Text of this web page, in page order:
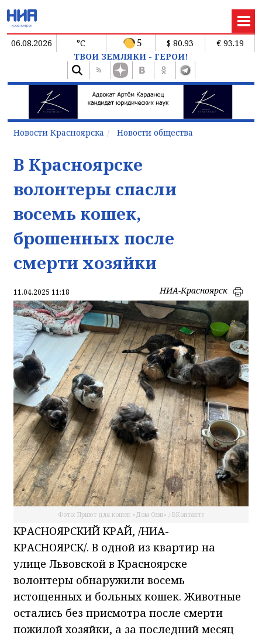
06.08.2026 °C 5 $ 80.93
€ 93.19
ТВОИ ЗЕМЛЯКИ - ГЕРОИ!
Новости Красноярска Новости общества
В Красноярске
волонтеры спасли
восемь кошек,
брошенных после
смерти хозяйки
11.04.2025 11:18 НИА-Красноярск
Фото: Приют для кошек «Дом Оззи» / ВКонтакте
КРАСНОЯРСКИЙ КРАЙ, /НИА-
КРАСНОЯРСК/. В одной из квартир на
улице Львовской в Красноярске
волонтеры обнаружили восемь
истощенных и больных кошек. Животные
остались без присмотра после смерти
пожилой хозяйки, а за последний месяц